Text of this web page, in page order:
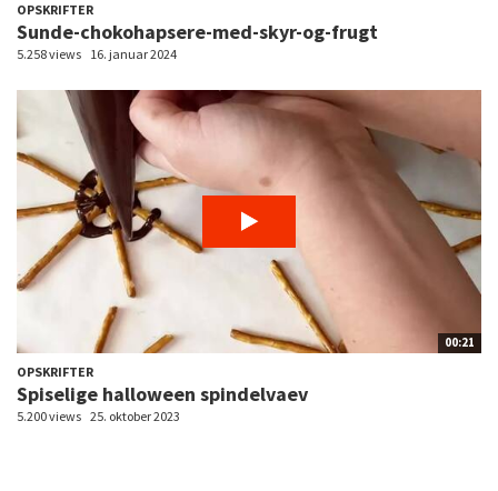
OPSKRIFTER
Sunde-chokohapsere-med-skyr-og-frugt
5.258 views 16. januar 2024
00:21
OPSKRIFTER
Spiselige halloween spindelvaev
5.200 views 25. oktober 2023